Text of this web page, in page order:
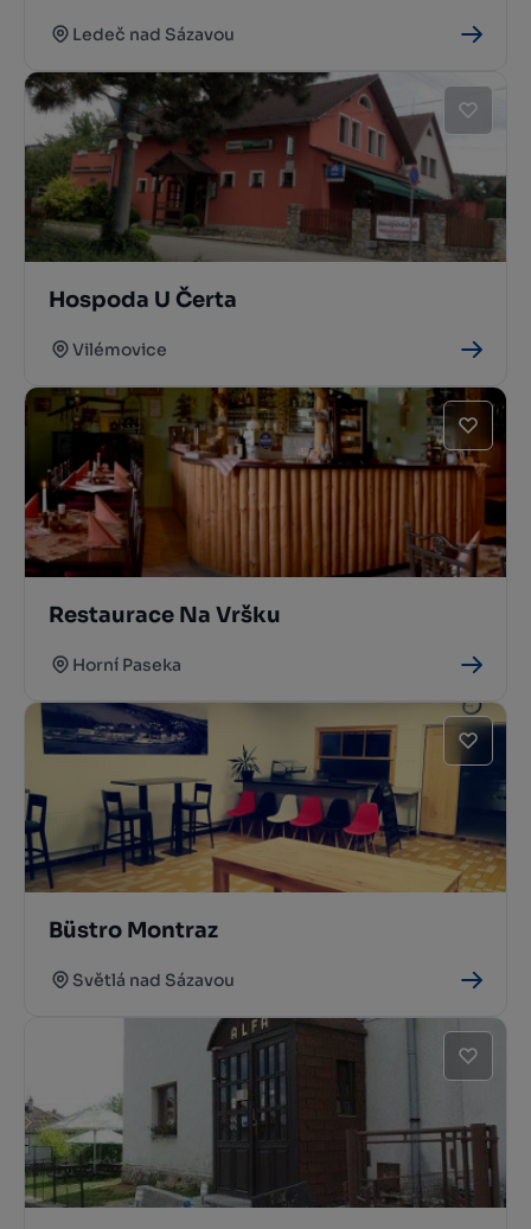
Ledeč nad Sázavou
Hospoda U Čerta
Vilémovice
Restaurace Na Vršku
Horní Paseka
Büstro Montraz
Světlá nad Sázavou